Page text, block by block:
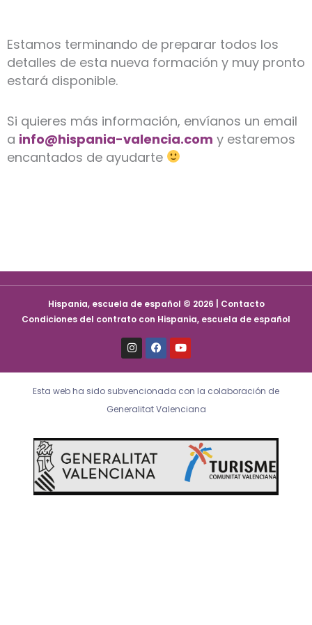
Estamos terminando de preparar todos los
detalles de esta nueva formación y muy pronto
estará disponible.
Si quieres más información, envíanos un email
a info@hispania-valencia.com y estaremos
encantados de ayudarte
Hispania, escuela de español © 2026 | Contacto
Condiciones del contrato con Hispania, escuela de español
I
n
s
t
g
r
a
F
a
c
e
o
o
k
Y
o
u
t
b
e
Esta web ha sido subvencionada con la colaboración de
Generalitat Valenciana